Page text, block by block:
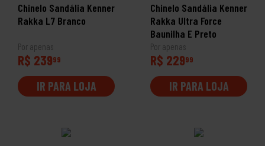
Chinelo Sandália Kenner
Rakka L7 Branco
Por apenas
R$ 23999
IR PARA LOJA
Chinelo Sandália Kenner
Rakka Ultra Force
Baunilha E Preto
Por apenas
R$ 22999
IR PARA LOJA